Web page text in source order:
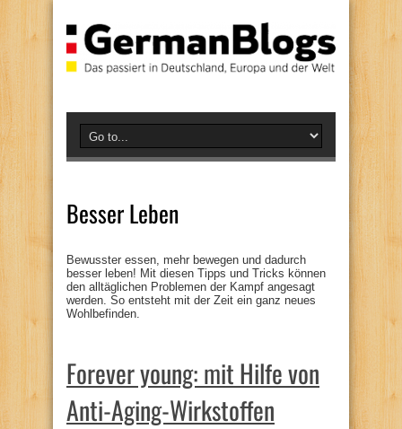
Besser Leben
Bewusster essen, mehr bewegen und dadurch
besser leben! Mit diesen Tipps und Tricks können
den alltäglichen Problemen der Kampf angesagt
werden. So entsteht mit der Zeit ein ganz neues
Wohlbefinden.
Forever young: mit Hilfe von
Anti-Aging-Wirkstoffen